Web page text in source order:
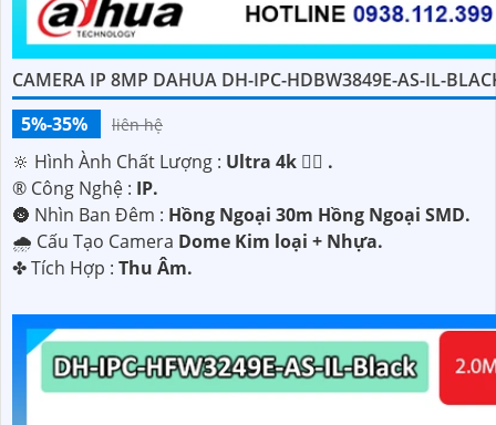
CAMERA IP 8MP DAHUA DH-IPC-HDBW3849E-AS-IL-
5%-35%
liên hệ
🔆 Hình Ành Chất Lượng : Ultra 4k 👍🏾 .
®️ Công Nghệ : IP.
🌚 Nhìn Ban Đêm : Hồng Ngoại 30m Hồng Ngoại SMD.
🌧️ Cấu Tạo Camera Dome Kim loại + Nhựa.
️✤ Tích Hợp : Thu Âm.